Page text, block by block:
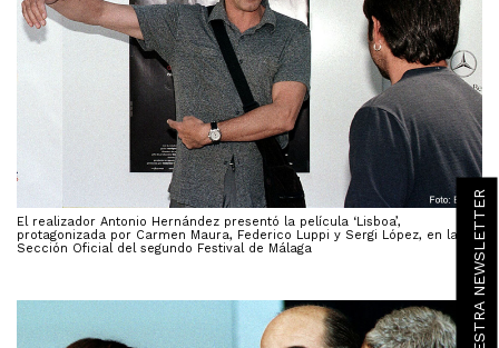
El realizador Antonio Hernández presentó la película ‘Lisboa’,
protagonizada por Carmen Maura, Federico Luppi y Sergi López, en la
Sección Oficial del segundo Festival de Málaga